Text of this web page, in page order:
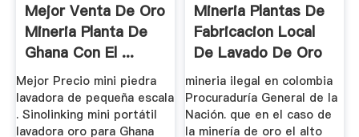
Mejor Venta De Oro
Mineria Planta De
Ghana Con El ...
Mejor Precio mini piedra
lavadora de pequeña escala
. Sinolinking mini portátil
lavadora oro para Ghana
Mineria Plantas De
Fabricacion Local
De Lavado De Oro
Ghana
mineria ilegal en colombia
Procuraduría General de la
Nación. que en el caso de
la minería de oro el alto